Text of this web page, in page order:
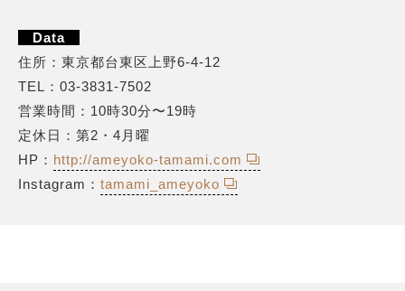
Data
住所：東京都台東区上野6-4-12
TEL：03-3831-7502
営業時間：10時30分〜19時
定休日：第2・4月曜
HP： http://ameyoko-tamami.com
Instagram： tamami_ameyoko